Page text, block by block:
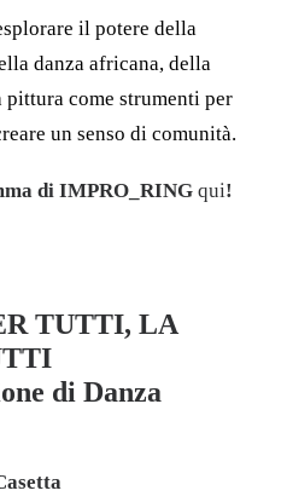
il potere della
danza africana, della
pittura come strumenti per
un senso di comunità.
di IMPRO_RING qui!
TUTTI, LA
di Danza